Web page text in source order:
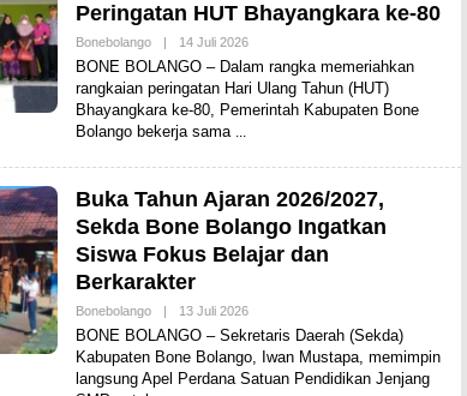
Peringatan HUT Bhayangkara ke-80
Bonebolango | 14 Juli 2026O
E
H
A
BONE BOLANGO – Dalam rangka memeriahkan
rangkaian peringatan Hari Ulang Tahun (HUT)
Bhayangkara ke-80, Pemerintah Kabupaten Bone
Bolango bekerja sama
Buka Tahun Ajaran 2026/2027,
Sekda Bone Bolango Ingatkan
Siswa Fokus Belajar dan
Berkarakter
Bonebolango | 13 Juli 2026O
E
H
A
BONE BOLANGO – Sekretaris Daerah (Sekda)
Kabupaten Bone Bolango, Iwan Mustapa, memimpin
langsung Apel Perdana Satuan Pendidikan Jenjang